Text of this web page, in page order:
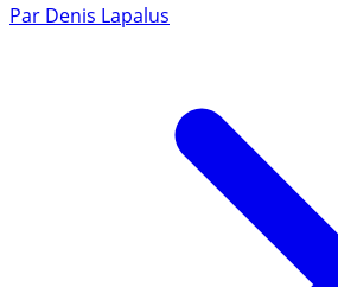
Par Denis Lapalus